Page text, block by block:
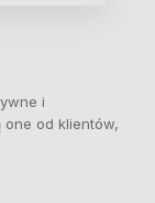
i
one od klientów,